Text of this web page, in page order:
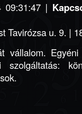
09:31:47 |
Tavirózsa u. 9. |
vállalom.